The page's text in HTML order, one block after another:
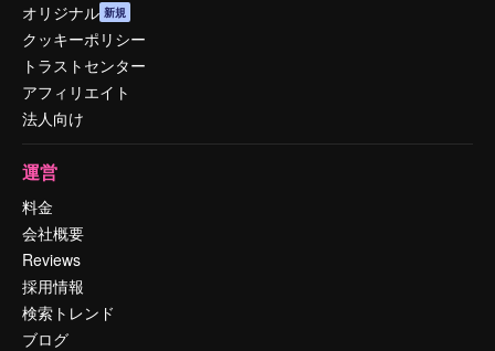
オリジナル 新規
クッキーポリシー
トラストセンター
アフィリエイト
法人向け
運営
料金
会社概要
Reviews
採用情報
検索トレンド
ブログ